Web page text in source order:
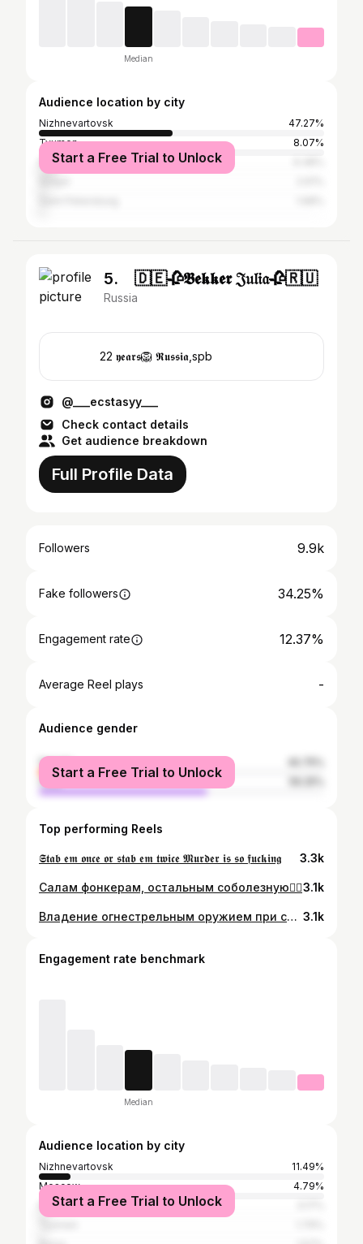
Median
Audience location by city
Nizhnevartovsk
47.27%
Tyumen
8.07%
Moscow
Start a Free Trial to Unlock
5. ⠀🇩🇪🥀𝕭𝖊𝖐𝖐𝖊𝖗 𝔍𝔲𝔩𝔦𝔞🥀🇷🇺
Russia
⠀⠀⠀⠀⠀⠀ 22 𝖞𝖊𝖆𝖗𝖘🦁 𝕽𝖚𝖘𝖘𝖎𝖆,spb
@___ecstasyy___
Check contact details
Get audience breakdown
Full Profile Data
Followers 9.9k
Fake followers 34.25%
Engagement rate 12.37%
Average Reel plays -
Audience gender
female
male
Start a Free Trial to Unlock
Top performing Reels
𝕾𝖙𝖆𝖇 𝖊𝖒 𝖔𝖓𝖈𝖊 𝖔𝖗 𝖘𝖙𝖆𝖇 𝖊𝖒 𝖙𝖜𝖎𝖈𝖊 𝕸𝖚𝖗𝖉𝖊𝖗 𝖎𝖘 𝖘𝖔 𝖋𝖚𝖈𝖐𝖎𝖓𝖌 3.3k
Салам фонкерам, остальным соболезную☝🏿3.1k
Владение огнестрельным оружием при совершении преступления. Oops🤪 #magshot 3.1k
Engagement rate benchmark
Median
Audience location by city
Nizhnevartovsk
11.49%
Moscow
4.79%
Baghdad
Start a Free Trial to Unlock